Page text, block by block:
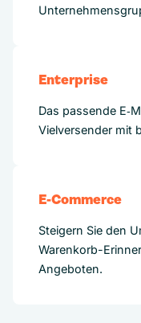
Enterprise
Das passende
Vielversender mit
E-Commerce
Steigern Sie den
Warenkorb-
Angeboten.